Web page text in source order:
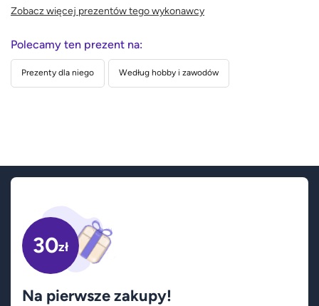
Zobacz więcej prezentów tego wykonawcy
Polecamy ten prezent na:
Prezenty dla niego Według hobby i zawodów
30zł
Na pierwsze zakupy!